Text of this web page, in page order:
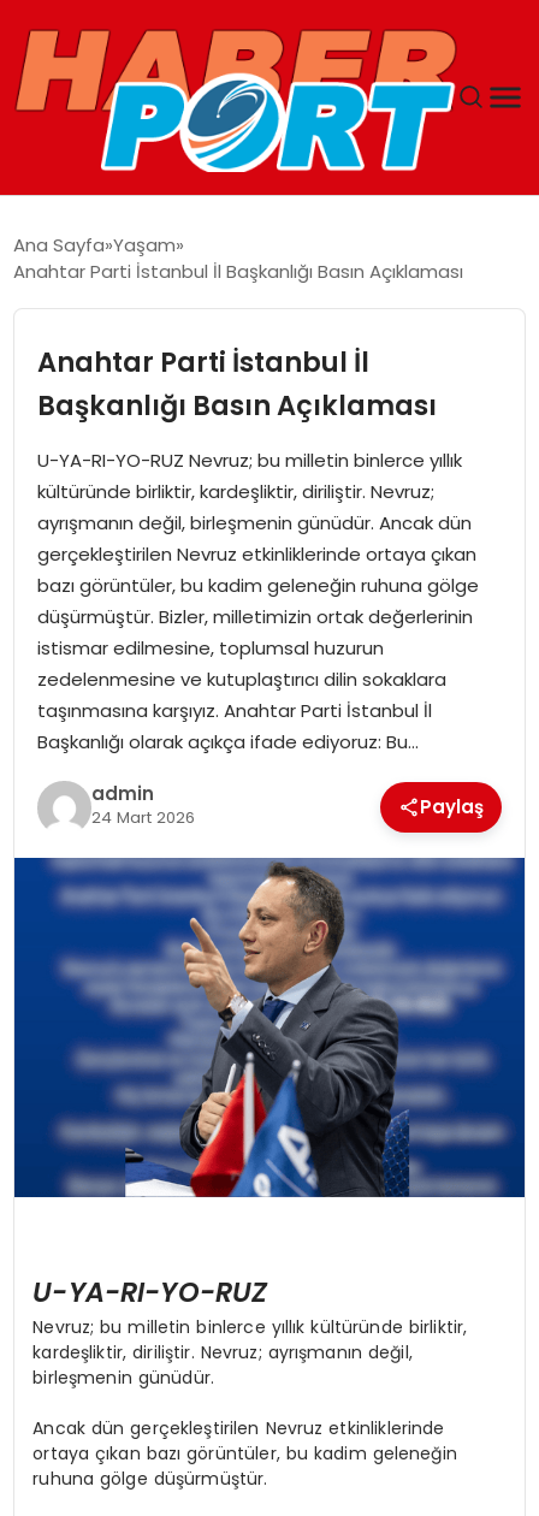
YAŞAM
SAĞLIK
MAGAZIN
OTOMOBIL
TEKNOLOJI
Ana Sayfa Yaşam
Anahtar Parti İstanbul İl Başkanlığı Basın Açıklaması
Anahtar Parti İstanbul İl
Başkanlığı Basın Açıklaması
U-YA-RI-YO-RUZ Nevruz; bu milletin binlerce yıllık
kültüründe birliktir, kardeşliktir, diriliştir. Nevruz;
ayrışmanın değil, birleşmenin günüdür. Ancak dün
gerçekleştirilen Nevruz etkinliklerinde ortaya çıkan
bazı görüntüler, bu kadim geleneğin ruhuna gölge
düşürmüştür. Bizler, milletimizin ortak değerlerinin
istismar edilmesine, toplumsal huzurun
zedelenmesine ve kutuplaştırıcı dilin sokaklara
taşınmasına karşıyız. Anahtar Parti İstanbul İl
Başkanlığı olarak açıkça ifade ediyoruz: Bu…
admin
24 Mart 2026 Paylaş
U-YA-RI-YO-RUZ
Nevruz; bu milletin binlerce yıllık kültüründe birliktir,
kardeşliktir, diriliştir. Nevruz; ayrışmanın değil,
birleşmenin günüdür.
Ancak dün gerçekleştirilen Nevruz etkinliklerinde
ortaya çıkan bazı görüntüler, bu kadim geleneğin
ruhuna gölge düşürmüştür.